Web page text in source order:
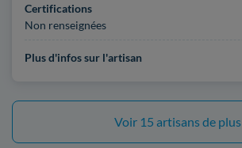
Certifications
Non renseignées
Plus d'infos sur l'artisan
Voir 15 artisans de plus